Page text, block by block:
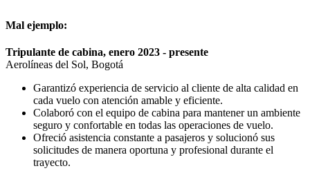
Mal ejemplo:
Tripulante de cabina, enero 2023 - presente
Aerolíneas del Sol, Bogotá
Garantizó experiencia de servicio al cliente de alta calidad en
cada vuelo con atención amable y eficiente.
Colaboró con el equipo de cabina para mantener un ambiente
seguro y confortable en todas las operaciones de vuelo.
Ofreció asistencia constante a pasajeros y solucionó sus
solicitudes de manera oportuna y profesional durante el
trayecto.